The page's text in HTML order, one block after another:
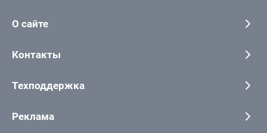
О сайте
Контакты
Техподдержка
Реклама